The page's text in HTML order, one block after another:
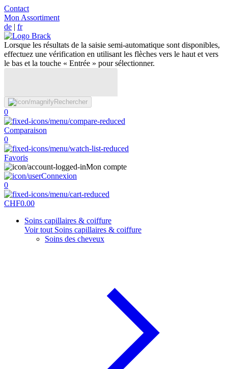
Contact
Mon Assortiment
de | fr
Lorsque les résultats de la saisie semi-automatique sont disponibles,
effectuez une vérification en utilisant les flèches vers le haut et vers
le bas et la touche « Entrée » pour sélectionner.
Rechercher
0
Comparaison
0
Favoris
Mon compte
Connexion
0
CHF0.00
Soins capillaires & coiffure
Voir tout Soins capillaires & coiffure
Soins des cheveux